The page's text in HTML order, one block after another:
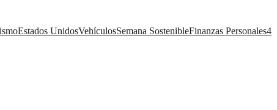
Estados UnidosVehículosSemana SostenibleFinanzas Personales4